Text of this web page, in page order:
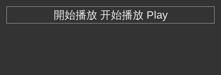
開始播放 开始播放 Play